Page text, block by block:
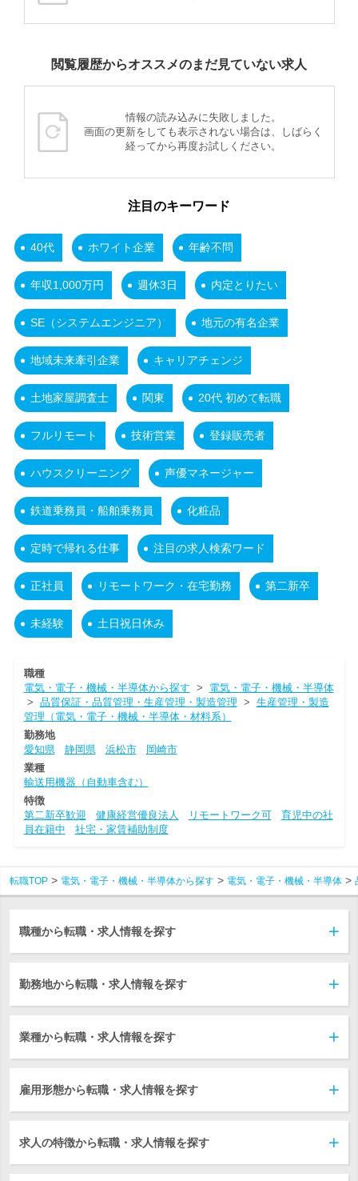
閲覧履歴からオススメのまだ見ていない求人
情報の読み込みに失敗しました。
画面の更新をしても表示されない場合は、しばらく
経ってから再度お試しください。
注目のキーワード
40代 ホワイト企業 年齢不問
年収1,000万円 週休3日 内定とりたい
SE（システムエンジニア） 地元の有名企業
地域未来牽引企業 キャリアチェンジ
土地家屋調査士 関東 20代 初めて転職
フルリモート 技術営業 登録販売者
ハウスクリーニング 声優マネージャー
鉄道乗務員・船舶乗務員 化粧品
定時で帰れる仕事 注目の求人検索ワード
正社員 リモートワーク・在宅勤務 第二新卒
未経験 土日祝日休み
職種
電気・電子・機械・半導体から探す > 電気・電子・機械・半導体
> 品質保証・品質管理・生産管理・製造管理 > 生産管理・製造
管理（電気・電子・機械・半導体・材料系）
勤務地
愛知県
静岡県 浜松市
岡崎市
業種
輸送用機器（自動車含む）
特徴
第二新卒歓迎
健康経営優良法人 リモートワーク可
育児中の社
員在籍中
社宅・家賃補助制度
転職TOP 電気・電子・機械・半導体から探す 電気・電子・機械・半導体
職種から転職・求人情報を探す
勤務地から転職・求人情報を探す
業種から転職・求人情報を探す
雇用形態から転職・求人情報を探す
求人の特徴から転職・求人情報を探す